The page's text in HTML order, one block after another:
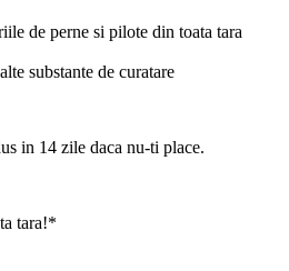
de perne si pilote din toata tara
substante de curatare
in 14 zile daca nu-ti place.
tara!*